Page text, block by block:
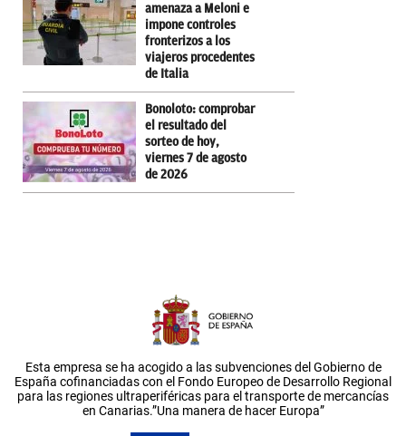
amenaza a Meloni e
impone controles
fronterizos a los
viajeros procedentes
de Italia
Bonoloto: comprobar
el resultado del
sorteo de hoy,
viernes 7 de agosto
de 2026
Esta empresa se ha acogido a las subvenciones del Gobierno de
España cofinanciadas con el Fondo Europeo de Desarrollo Regional
para las regiones ultraperiféricas para el transporte de mercancías
en Canarias.”Una manera de hacer Europa”